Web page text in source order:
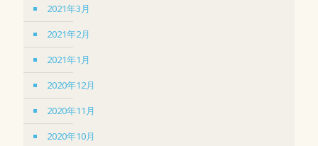
2021年3月
2021年2月
2021年1月
2020年12月
2020年11月
2020年10月